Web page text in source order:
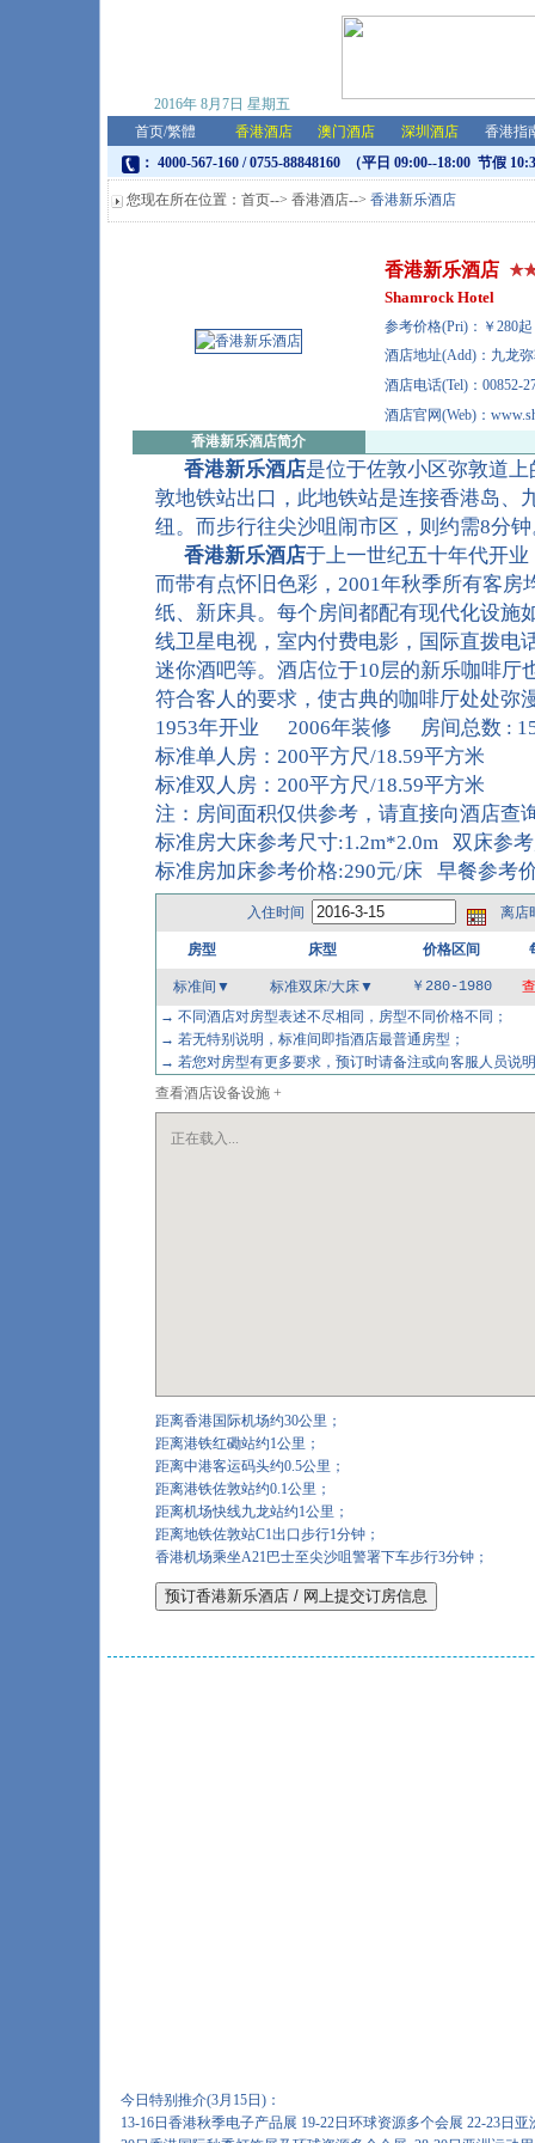
2016年 8月7日 星期五
首页/繁體 香港酒店 澳门酒店 深圳酒店
香港指
： 4000-567-160 / 0755-88848160 （平日 09:00--18:00 节假
您现在所在位置： 首页--> 香港酒店--> 香港新乐酒店
香港新乐酒店
Shamrock Hotel
参考价格(Pri)：￥
酒店地址(Add)：九龙
酒店电话(Tel)：00852-
酒店官网(Web)：
香港新乐酒店简介
香港新乐酒店是位于佐敦小区弥敦道
敦地铁站出口，此地铁站是连接香港岛、
纽。而步行往尖沙咀闹市区，则约需8分钟
香港新乐酒店于上一世纪五十年代开
而带有点怀旧色彩，2001年秋季所有客房
纸、新床具。每个房间都配有现代化设施
线卫星电视，室内付费电影，国际直拨电
迷你酒吧等。酒店位于10层的新乐咖啡厅
符合客人的要求，使古典的咖啡厅处处弥
1953年开业 2006年装修 房间总数 :
标准单人房：200平方尺/18.59平方米
标准双人房：200平方尺/18.59平方米
注：房间面积仅供参考，请直接向酒店查
标准房大床参考尺寸:1.2m*2.0m 双床参
标准房加床参考价格:290元/床 早餐参考
入住时间 离店
房型 床型 价格区间
标准间▼ 标准双床/大床▼ ￥280-1980
→ 不同酒店对房型表述不尽相同，房型不同价格不同；
→ 若无特别说明，标准间即指酒店最普通房型；
→ 若您对房型有更多要求，预订时请备注或向客服人员
查看酒店设备设施 +
正在载入...
距离香港国际机场约30公里；
距离港铁红磡站约1公里；
距离中港客运码头约0.5公里；
距离港铁佐敦站约0.1公里；
距离机场快线九龙站约1公里；
距离地铁佐敦站C1出口步行1分钟；
香港机场乘坐A21巴士至尖沙咀警署下车步行3分钟；
今日特别推介(3月15日)：
13-16日香港秋季电子产品展 19-22日环球资源多个会展 22-23日